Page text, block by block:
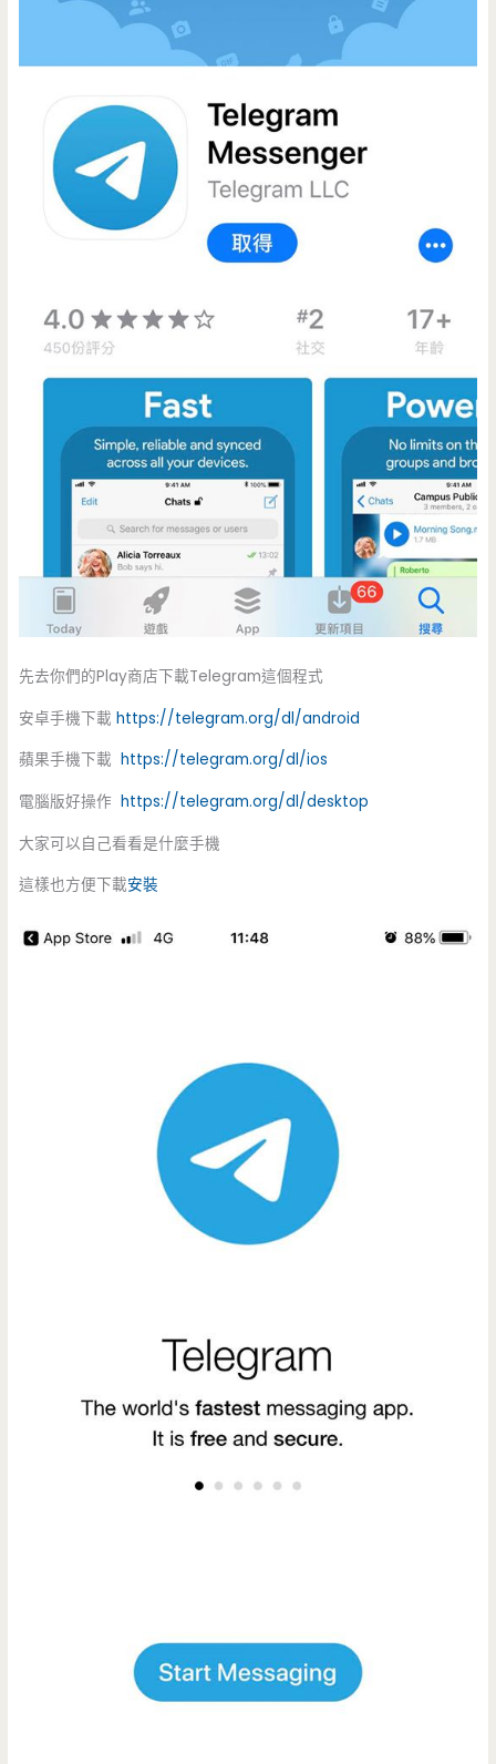
先去你們的Play商店下載Telegram這個程式
安卓手機下載https://telegram.org/dl/android
蘋果手機下載https://telegram.org/dl/ios
電腦版好操作https://telegram.org/dl/desktop
大家可以自己看看是什麼手機
這樣也方便下載安裝